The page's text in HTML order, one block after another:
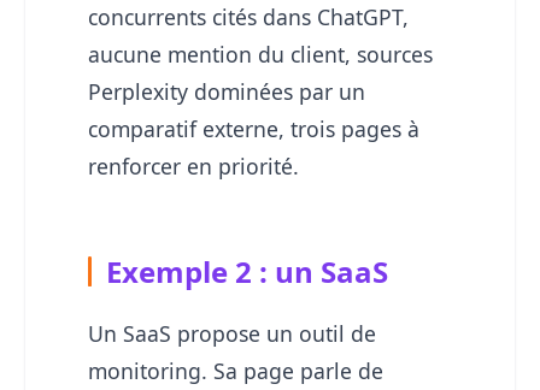
concurrents cités dans ChatGPT,
aucune mention du client, sources
Perplexity dominées par un
comparatif externe, trois pages à
renforcer en priorité.
Exemple 2 : un SaaS
Un SaaS propose un outil de
monitoring. Sa page parle de